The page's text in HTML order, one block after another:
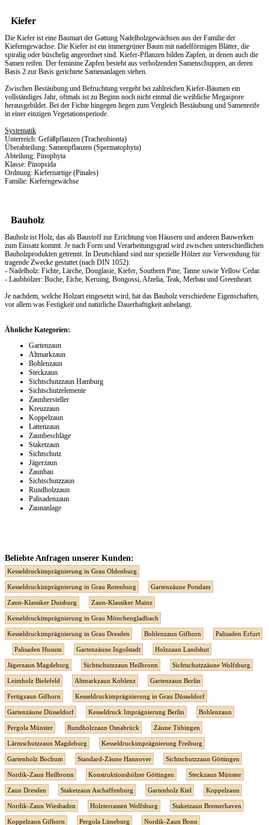
Kiefer
Die Kiefer ist eine Baumart der Gattung Nadelholzgewächsen aus der Familie der
Kieferngewächse. Die Kiefer ist ein immergrüner Baum mit nadelförmigen Blätter, die
spiralig oder büschelig angeordnet sind. Kiefer-Pflanzen bilden Zapfen, in denen auch die
Samen reifen. Der feminine Zapfen besteht aus verholzenden Samenschuppen, an deren
Basis 2 zur Basis gerichtete Samenanlagen stehen.
Zwischen Bestäubung und Befruchtung vergeht bei zahlreichen Kiefer-Bäumen ein
vollständiges Jahr, oftmals ist zu Beginn noch nicht einmal die weibliche Megaspore
herausgebildet. Bei der Fichte hingegen liegen zum Vergleich Bestäubung und Samenreife
in einer einzigen Vegetationsperiode.
Systematik
Unterreich: Gefäßpflanzen (Tracheobionta)
Überabteilung: Samenpflanzen (Spermatophyta)
Abteilung: Pinophyta
Klasse: Pinopsida
Ordnung: Kiefernartige (Pinales)
Familie: Kieferngewächse
Bauholz
Bauholz ist Holz, das als Baustoff zur Errichtung von Häusern und anderen Bauwerken
zum Einsatz kommt. Je nach Form und Verarbeitungsgrad wird zwischen unterschiedlichen
Bauholzprodukten getrennt. In Deutschland sind nur spezielle Hölzer zur Verwendung für
tragende Zwecke gestattet (nach DIN 1052):
- Nadelholz: Fichte, Lärche, Douglasie, Kiefer, Southern Pine, Tanne sowie Yellow Cedar.
- Laubhölzer: Buche, Eiche, Keruing, Bongossi, Afzelia, Teak, Merbau und Greenheart.
Je nachdem, welche Holzart eingesetzt wird, hat das Bauholz verschiedene Eigenschaften,
vor allem was Festigkeit und natürliche Dauerhaftigkeit anbelangt.
Ähnliche Kategorien:
Gartenzaun
Altmarkzaun
Bohlenzaun
Steckzaun
Sichtschutzzaun Hamburg
Sichtschutzelemente
Zaunhersteller
Kreuzzaun
Koppelzaun
Lattenzaun
Zaunbeschläge
Staketzaun
Sichtschutz
Jägerzaun
Zaunbau
Sichtschutzzaun
Rundholzzaun
Palisadenzaun
Zaunanlage
Beliebte Anfragen unserer Kunden:
Kesseldruckimprägnierung in Grau Oldenburg
Kesseldruckimprägnierung in Grau Rotenburg Gartenzäune Potsdam
Zaun-Klassiker Duisburg Zaun-Klassiker Mainz
Kesseldruckimprägnierung in Grau Mönchengladbach
Kesseldruckimprägnierung in Grau Dresden Bohlenzaun Gifhorn Palisaden Erfurt
Palisaden Husum Gartenzäune Ingolstadt Holzzaun Landshut
Jägerzaun Magdeburg Sichtschutzzaun Heilbronn Sichtschutzzäune Wolfsburg
Leimholz Bielefeld Altmarkzaun Koblenz Gartenzaun Berlin
Fertigzaun Gifhorn Kesseldruckimprägnierung in Grau Düsseldorf
Gartenzäune Düsseldorf Kesseldruck Imprägnierung Berlin Bohlenzaun
Pergola Münster Rundholzzaun Osnabrück Zäune Tübingen
Lärmschutzzaun Magdeburg Kesseldruckimprägnierung Freiburg
Gartenholz Bochum Standard-Zäune Hannover Sichtschutzzaun Göttingen
Nordik-Zaun Heilbronn Konstruktionshölzer Göttingen Steckzaun Münster
Zaun Dresden Staketzaun Aschaffenburg Gartenholz Kiel Koppelzaun
Nordik-Zaun Wiesbaden Holzterrassen Wolfsburg Staketzaun Bremerhaven
Koppelzaun Gifhorn Pergola Lüneburg Nordik-Zaun Bonn